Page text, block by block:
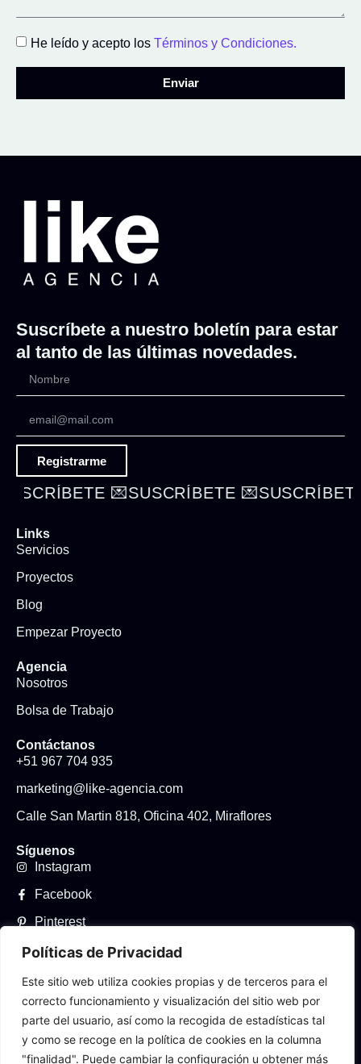
Políticas de Privacidad
Este sitio web utiliza cookies propias y de terceros para el
correcto funcionamiento y visualización del sitio web por
parte del usuario, así como la recogida de estadísticas tal
y como se recoge en la política de cookies en la columna
"finalidad". Puede cambiar la configuración u obtener más
He leído y acepto los Términos y Condiciones.
Enviar
Suscríbete a nuestro boletín para estar
al tanto de las últimas novedades.
Registrarme
💌SUSCRÍBETE 💌
Links
Servicios
Proyectos
Blog
Empezar Proyecto
Agencia
Nosotros
Bolsa de Trabajo
Contáctanos
+51 967 704 935
marketing@like-agencia.com
Calle San Martin 818, Oficina 402, Miraflores
Síguenos
Instagram
Facebook
Pinterest
LinkedIn
TikTok
Youtube
Bolsa de Trabajo